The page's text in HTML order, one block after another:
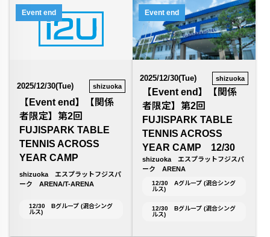
Event end
2025/12/30(Tue) shizuoka
【Event end】【関係
者限定】第2回
FUJISPARK TABLE
TENNIS ACROSS
YEAR CAMP
shizuoka エスプラットフジスパ
ーク ARENA/T-ARENA
12/30 Bグループ (混合シング
ルス)
Event end
2025/12/30(Tue) shizuoka
【Event end】【関係
者限定】第2回
FUJISPARK TABLE
TENNIS ACROSS
YEAR CAMP 12/30
shizuoka エスプラットフジスパ
ーク ARENA
12/30 Aグループ (混合シング
ルス)
12/30 Bグループ (混合シング
ルス)